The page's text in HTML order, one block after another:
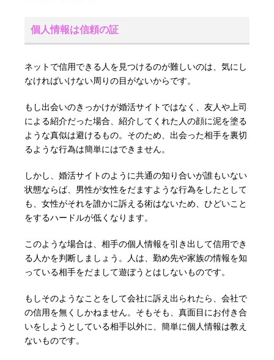
個人情報は信頼の証
ネットで信用できる人を見つけるのが難しいのは、気にし
なければいけない周りの目がないからです。
もし出会いのきっかけが婚活サイトではなく、友人や上司
による紹介だった場合、紹介してくれた人の顔に泥を塗る
ような真似は避けるもの。そのため、出会った相手を裏切
るような行為は簡単にはできません。
しかし、婚活サイトのように共通の知り合いが誰もいない
状態ならば、男性が女性をだますような行為をしたとして
も、女性がそれを誰かに訴える術はないため、ひどいこと
をするハードルが低くなります。
このような場合は、相手の個人情報を引き出して信用でき
る人かを判断しましょう。人は、勤め先や家族の情報を知
っている相手をだまして遊ぼうとはしないものです。
もしそのようなことをして会社に訴え出られたら、会社で
の信用を無くしかねません。そもそも、真面目にお付き合
いをしようとしている相手以外に、簡単に個人情報は教え
ないものです。